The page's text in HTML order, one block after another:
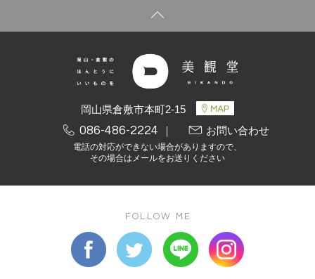
岡山県倉敷市本町2-15
086-486-2224 ｜ お問い合わせ
電話の対応ができない場合がありますので、
その場合はメールをお送りください
FOLLOW ME